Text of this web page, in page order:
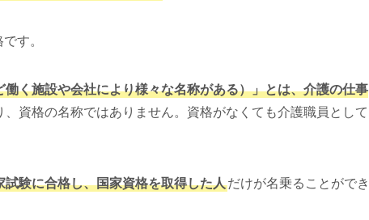
す。
く施設や会社により様々な名称がある）」とは、介護の仕事
、資格の名称ではありません。資格がなくても介護職員として
験に合格し、国家資格を取得した人だけが名乗ることができ